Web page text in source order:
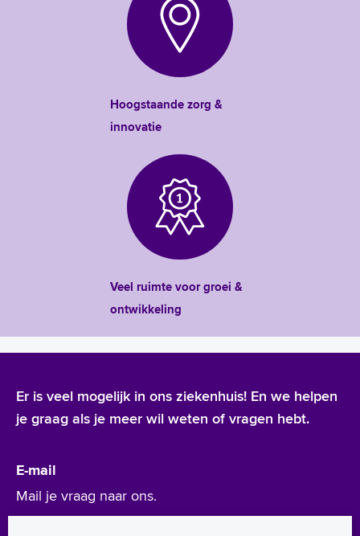
Hoogstaande zorg &
innovatie
Veel ruimte voor groei &
ontwikkeling
Er is veel mogelijk in ons ziekenhuis! En we helpen
je graag als je meer wil weten of vragen hebt.
E-mail
Mail je vraag naar ons.